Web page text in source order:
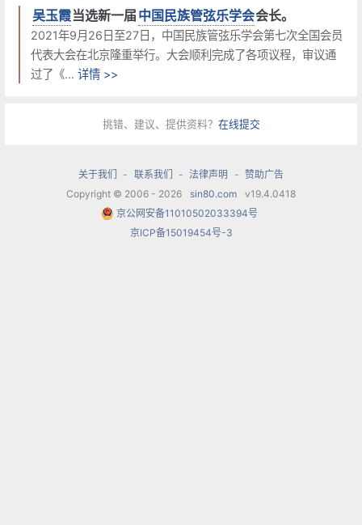
吴玉霞当选新一届 中国民族管弦乐学会会长。
2021年9月26日至27日，中国民族管弦乐学会第七次全国会员
代表大会在北京隆重举行。大会顺利完成了各项议程，审议通
过了《… 详情 >>
挑错、建议、提供资料？ 在线提交
关于我们 - 联系我们 - 法律声明 - 赞助广告
Copyright © 2006 - 2026
sin80.com
v19.4.0418
京公网安备11010502033394号
京ICP备15019454号-3